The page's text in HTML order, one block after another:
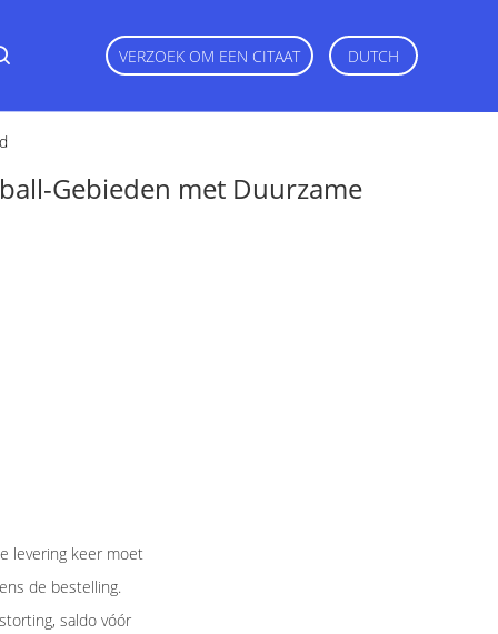
VERZOEK OM EEN CITAAT DUTCH
Gebieden met Duurzame
levering keer moet
de bestelling.
saldo vóór